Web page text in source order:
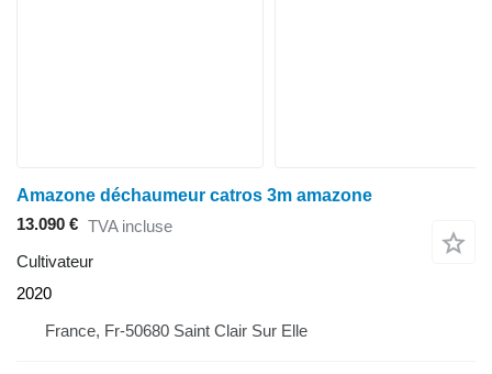
Amazone déchaumeur catros 3m amazone
13.090 € TVA incluse
Cultivateur
2020
France, Fr-50680 Saint Clair Sur Elle